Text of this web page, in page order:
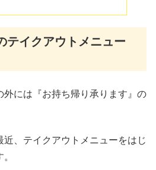
テイクアウトメニュー
外には『お持ち帰り承ります』の
近、テイクアウトメニューをはじ